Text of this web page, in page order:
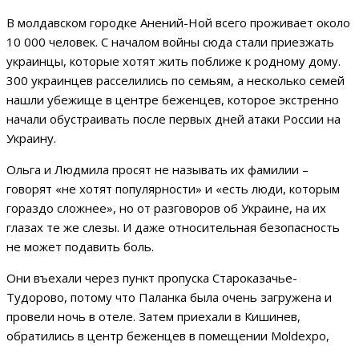
В молдавском городке Анений-Ной всего проживает около
10 000 человек. С началом войны сюда стали приезжать
украинцы, которые хотят жить поближе к родному дому.
300 украинцев расселились по семьям, а несколько семей
нашли убежище в центре беженцев, которое экстренно
начали обустраивать после первых дней атаки России на
Украину.
Ольга и Людмила просят не называть их фамилии –
говорят «не хотят популярности» и «есть люди, которым
гораздо сложнее», но от разговоров об Украине, на их
глазах те же слезы. И даже относительная безопасность
не может подавить боль.
Они въехали через пункт пропуска Староказачье-
Тудорово, потому что Паланка была очень загружена и
провели ночь в отеле. Затем приехали в Кишинев,
обратились в центр беженцев в помещении Moldexpo,